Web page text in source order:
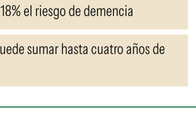
el riesgo de demencia
sumar hasta cuatro años de